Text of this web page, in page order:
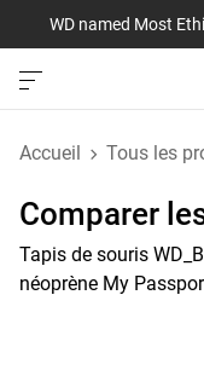
WD named Most
Accueil Tous les
Comparer
Tapis de souris
néoprène My